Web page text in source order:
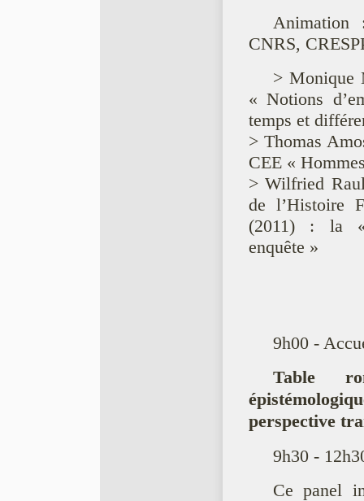
Animation
CNRS,
> Monique
« Notions
temps et
> Thomas
CEE «
> Wilfried
de l’Histoire
(2011) : la «
enquête »
9h00 -
Table
perspective
9h30 -
Ce panel